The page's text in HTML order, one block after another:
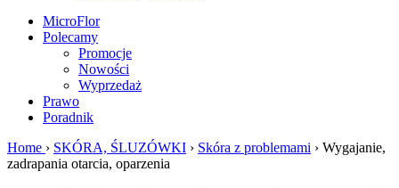
MicroFlor
Polecamy
Promocje
Nowości
Wyprzedaż
Prawo
Poradnik
Home › SKÓRA, ŚLUZÓWKI › Skóra z problemami › Wygajanie,
zadrapania otarcia, oparzenia